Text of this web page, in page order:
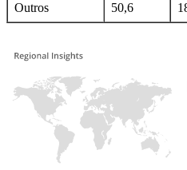
Outros 50,6